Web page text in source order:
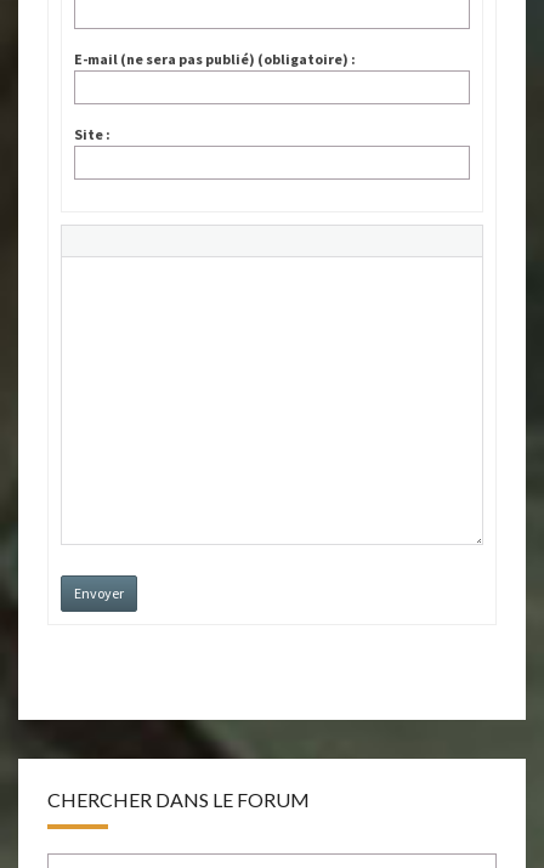
E-mail (ne sera pas publié) (obligatoire) :
Site :
Envoyer
CHERCHER DANS LE FORUM